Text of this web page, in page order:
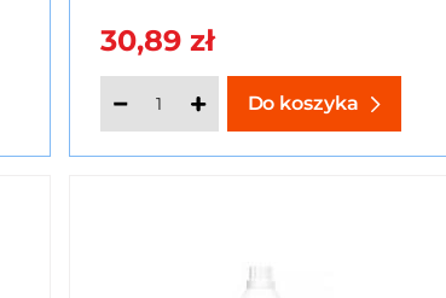
teraz na SzybkiKoszyk.pl!
30,89 zł
Do koszyka